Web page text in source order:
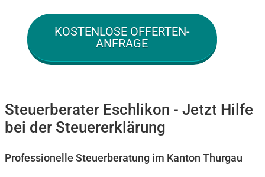
KOSTENLOSE OFFERTEN-
ANFRAGE
Steuerberater Eschlikon - Jetzt Hilfe
bei der Steuererklärung
Professionelle Steuerberatung im Kanton Thurgau